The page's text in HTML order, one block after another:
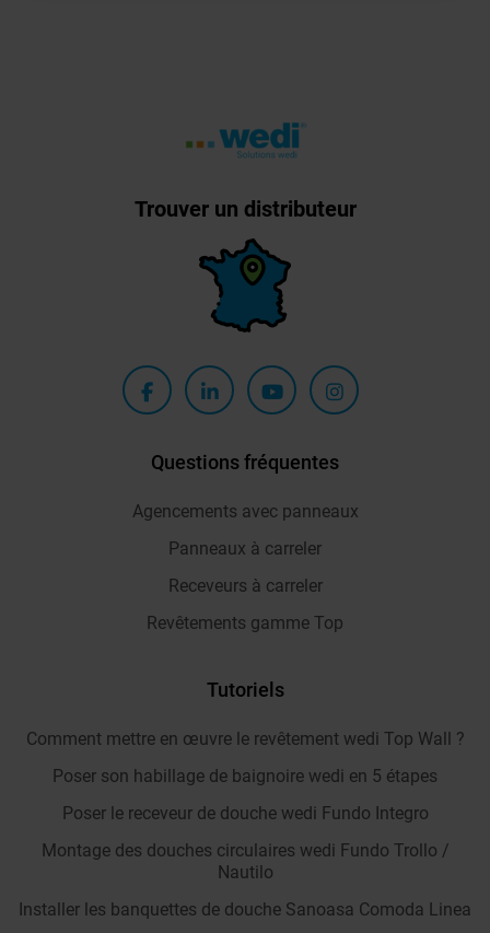
Trouver un distributeur
Questions fréquentes
Agencements avec panneaux
Panneaux à carreler
Receveurs à carreler
Revêtements gamme Top
Tutoriels
Comment mettre en œuvre le revêtement wedi Top Wall ?
Poser son habillage de baignoire wedi en 5 étapes
Poser le receveur de douche wedi Fundo Integro
Montage des douches circulaires wedi Fundo Trollo /
Nautilo
Installer les banquettes de douche Sanoasa Comoda Linea